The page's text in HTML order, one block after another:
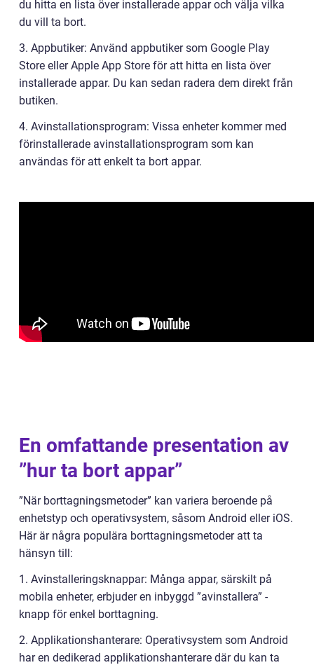
du hitta en lista över installerade appar och välja vilka
du vill ta bort.
3. Appbutiker: Använd appbutiker som Google Play
Store eller Apple App Store för att hitta en lista över
installerade appar. Du kan sedan radera dem direkt från
butiken.
4. Avinstallationsprogram: Vissa enheter kommer med
förinstallerade avinstallationsprogram som kan
användas för att enkelt ta bort appar.
En omfattande presentation av
”hur ta bort appar”
”När borttagningsmetoder” kan variera beroende på
enhetstyp och operativsystem, såsom Android eller iOS.
Här är några populära borttagningsmetoder att ta
hänsyn till:
1. Avinstalleringsknappar: Många appar, särskilt på
mobila enheter, erbjuder en inbyggd ”avinstallera” -
knapp för enkel borttagning.
2. Applikationshanterare: Operativsystem som Android
har en dedikerad applikationshanterare där du kan ta